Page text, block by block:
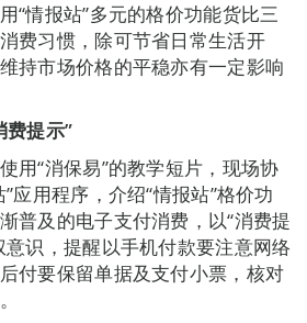
“情报站”多元的格价功能货比三
费习惯，除可节省日常生活开
持市场价格的平稳亦有一定影响
费提示”
用“消保易”的教学短片，现场协
应用程序，介绍“情报站”格价功
普及的电子支付消费，以“消费提
识，提醒以手机付款要注意网络
付要保留单据及支付小票，核对